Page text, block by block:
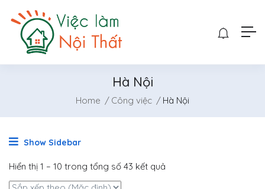
Hà Nội
Home Công việc Hà Nội
Show Sidebar
Hiển thị 1 – 10 trong tổng số 43 kết quả